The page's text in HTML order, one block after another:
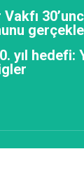
Vakfı
yıl hedefi: